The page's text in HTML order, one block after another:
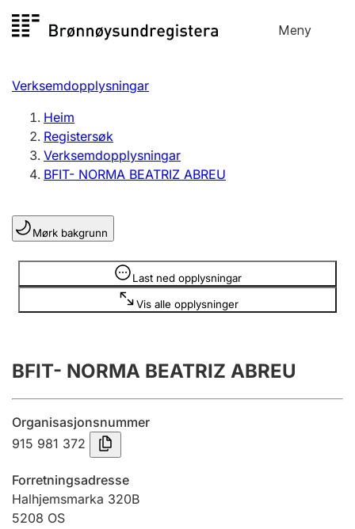
til
Meny
Registersøk
Aksjeselskap
Enkeltpersonføretak
Registrere, endre, slette
Lag og foreining
Registrere, endre, slette
Årsrekneskap
Innsending og forseinkingsgebyr
Tinglysing
Jeger
Verksemdopplysningar
Heim
Registersøk
Verksemdopplysningar
BFIT- NORMA BEATRIZ ABREU
Mørk bakgrunn
Last ned opplysningar
Vis alle opplysninger
Opplysninger er skjult
BFIT- NORMA BEATRIZ ABREU
Organisasjonsnummer
915 981 372
Forretningsadresse
Halhjemsmarka 320B
5208 OS